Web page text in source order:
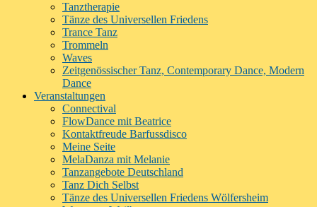
Tanztherapie
Tänze des Universellen Friedens
Trance Tanz
Trommeln
Waves
Zeitgenössischer Tanz, Contemporary Dance, Modern
Dance
Veranstaltungen
Connectival
FlowDance mit Beatrice
Kontaktfreude Barfussdisco
Meine Seite
MelaDanza mit Melanie
Tanzangebote Deutschland
Tanz Dich Selbst
Tänze des Universellen Friedens Wölfersheim